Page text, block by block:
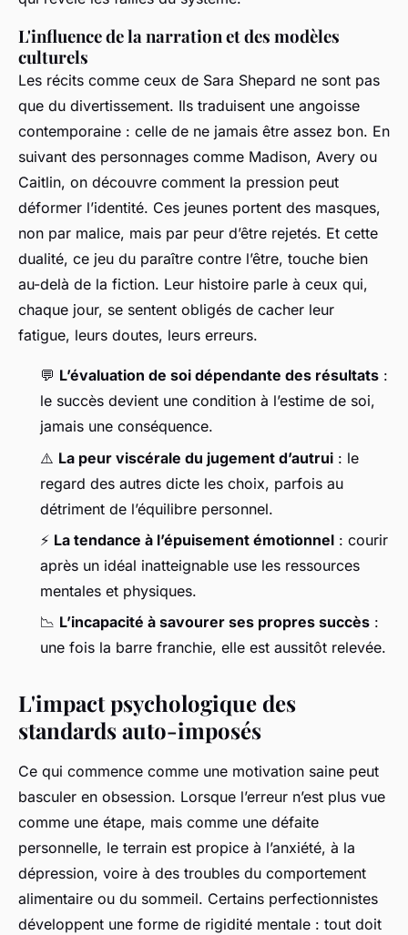
L'influence de la narration et des modèles
culturels
Les récits comme ceux de Sara Shepard ne sont pas
que du divertissement. Ils traduisent une angoisse
contemporaine : celle de ne jamais être assez bon. En
suivant des personnages comme Madison, Avery ou
Caitlin, on découvre comment la pression peut
déformer l’identité. Ces jeunes portent des masques,
non par malice, mais par peur d’être rejetés. Et cette
dualité, ce jeu du paraître contre l’être, touche bien
au-delà de la fiction. Leur histoire parle à ceux qui,
chaque jour, se sentent obligés de cacher leur
fatigue, leurs doutes, leurs erreurs.
💬 L’évaluation de soi dépendante des résultats :
le succès devient une condition à l’estime de soi,
jamais une conséquence.
⚠️ La peur viscérale du jugement d’autrui : le
regard des autres dicte les choix, parfois au
détriment de l’équilibre personnel.
⚡ La tendance à l’épuisement émotionnel : courir
après un idéal inatteignable use les ressources
mentales et physiques.
📉 L’incapacité à savourer ses propres succès :
une fois la barre franchie, elle est aussitôt relevée.
L'impact psychologique des
standards auto-imposés
Ce qui commence comme une motivation saine peut
basculer en obsession. Lorsque l’erreur n’est plus vue
comme une étape, mais comme une défaite
personnelle, le terrain est propice à l’anxiété, à la
dépression, voire à des troubles du comportement
alimentaire ou du sommeil. Certains perfectionnistes
développent une forme de rigidité mentale : tout doit